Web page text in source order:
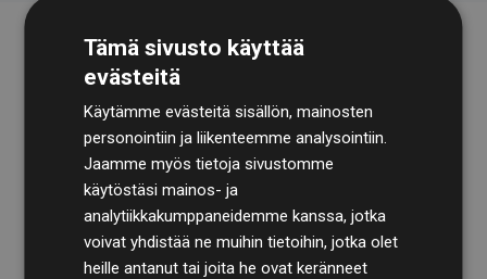
TilintarkastusyhtiöBDOkäy säännöllisesti läpi
laskelmamme ja menetelmämme varmistaakseen
läpinäkyvyyden ja luotettavuuden.
Tämä sivusto käyttää
evästeitä
Käytämme evästeitä sisällön, mainosten
personointiin ja liikenteemme analysointiin.
Jaamme myös tietoja sivustomme
käytöstäsi mainos- ja
analytiikkakumppaneidemme kanssa, jotka
voivat yhdistää ne muihin tietoihin, jotka olet
heille antanut tai joita he ovat keränneet